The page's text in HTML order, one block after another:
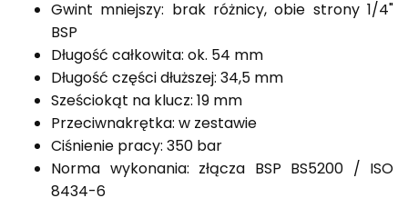
Gwint mniejszy: brak różnicy, obie strony 1/4"
BSP
Długość całkowita: ok. 54 mm
Długość części dłuższej: 34,5 mm
Sześciokąt na klucz: 19 mm
Przeciwnakrętka: w zestawie
Ciśnienie pracy: 350 bar
Norma wykonania: złącza BSP BS5200 / ISO
8434-6